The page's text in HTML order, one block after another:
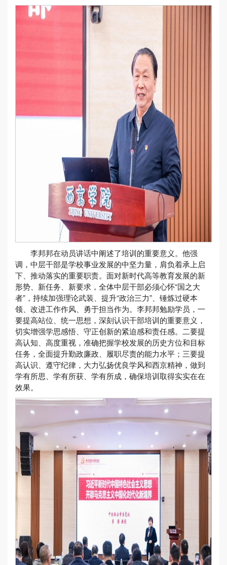
李邦邦在动员讲话中阐述了培训的重要意义。他强
调，中层干部是学校事业发展的中坚力量，肩负着承上启
下、推动落实的重要职责。面对新时代高等教育发展的新
形势、新任务、新要求，全体中层干部必须心怀“国之大
者”，持续加强理论武装、提升“政治三力”、锤炼过硬本
领、改进工作作风、勇于担当作为。李邦邦勉励学员，一
要提高站位、统一思想，深刻认识干部培训的重要意义，
切实增强学思感悟、守正创新的紧迫感和责任感。二要提
高认知、高度重视，准确把握学校发展的历史方位和目标
任务，全面提升勤政廉政、履职尽责的能力水平；三要提
高认识、遵守纪律，大力弘扬优良学风和西京精神，做到
学有所思、学有所获、学有所成，确保培训取得实实在在
效果。